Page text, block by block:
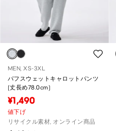
MEN, XS-3XL
パフスウェットキャロットパンツ
(丈長め78.0cm)
¥1,490
値下げ
リサイクル素材, オンライン商品